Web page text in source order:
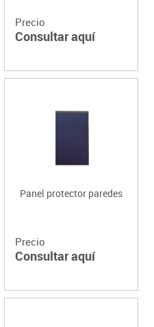
Precio
Consultar aquí
Panel protector paredes
Precio
Consultar aquí